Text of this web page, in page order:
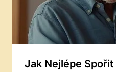
Jak Nejlépe